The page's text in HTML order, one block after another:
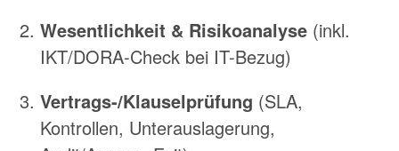
Wesentlichkeit & Risikoanalyse (inkl.
IKT/DORA-Check bei IT-Bezug)
Vertrags-/Klauselprüfung (SLA,
Kontrollen, Unterauslagerung,